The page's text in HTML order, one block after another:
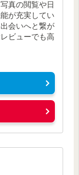
真の閲覧や日
が充実してい
会いへと繋が
ビューでも高